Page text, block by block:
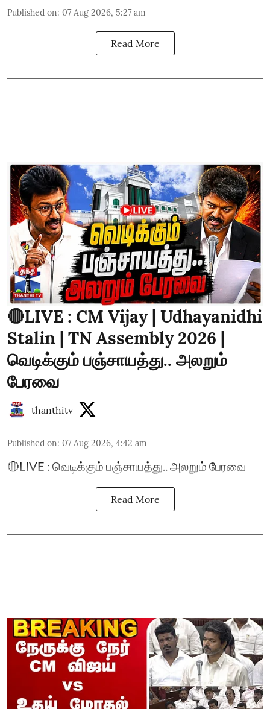
Published on: 07 Aug 2026, 5:27 am
Read More
🔴LIVE : CM Vijay | Udhayanidhi
Stalin | TN Assembly 2026 |
வெடிக்கும் பஞ்சாயத்து.. அலறும்
பேரவை
thanthitv
Published on: 07 Aug 2026, 4:42 am
🔴LIVE : வெடிக்கும் பஞ்சாயத்து.. அலறும் பேரவை
Read More